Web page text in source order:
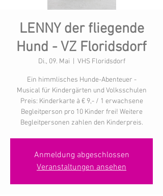
LENNY der fliegende
Hund - VZ Floridsdorf
Di., 09. Mai VHS Floridsdorf
Ein himmlisches Hunde-Abenteuer -
Musical für Kindergärten und Volksschulen
Preis: Kinderkarte à € 9,- / 1 erwachsene
Begleitperson pro 10 Kinder frei! Weitere
Begleitpersonen zahlen den Kinderpreis.
Anmeldung abgeschlossen
Veranstaltungen ansehen